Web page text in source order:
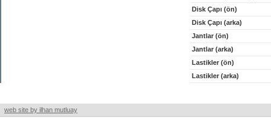
Disk Çapı (ön)
Disk Çapı (arka)
Jantlar (ön)
Jantlar (arka)
Lastikler (ön)
Lastikler (arka)
web site by ilhan mutluay